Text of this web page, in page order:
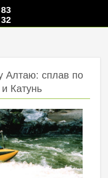
Алтаю: сплав по
Катунь